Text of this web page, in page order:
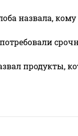
назвала, кому
продукты,